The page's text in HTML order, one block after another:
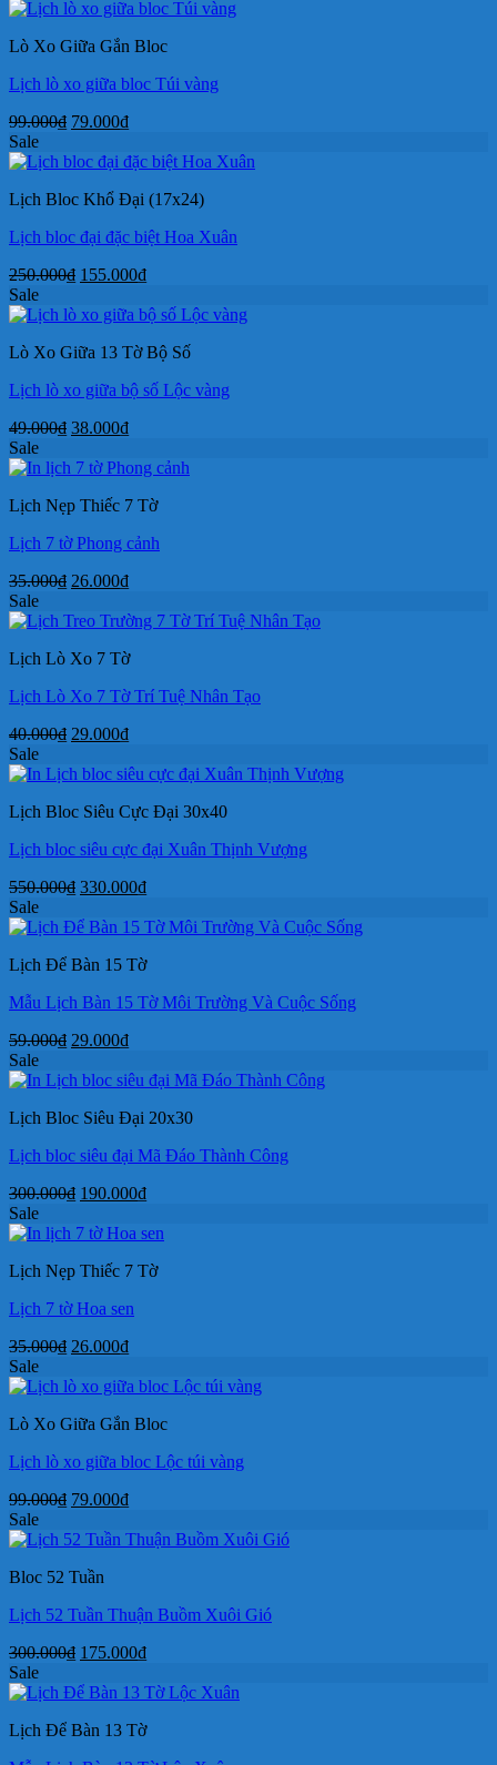
Lò Xo Giữa Gắn Bloc
Lịch lò xo giữa bloc Túi vàng
99.000₫ Giá
là:
79.000₫Giá
tại
79.000₫.
Sale
Lịch Bloc Khổ Đại (17x24)
Lịch bloc đại đặc biệt Hoa Xuân
250.000₫ Giá
là:
155.000₫Giá
tại
155.000₫.
Sale
Lò Xo Giữa 13 Tờ Bộ Số
Lịch lò xo giữa bộ số Lộc vàng
49.000₫ Giá
là:
38.000₫Giá
tại
38.000₫.
Sale
Lịch Nẹp Thiếc 7 Tờ
Lịch 7 tờ Phong cảnh
35.000₫ Giá
là:
26.000₫Giá
tại
26.000₫.
Sale
Lịch Lò Xo 7 Tờ
Lịch Lò Xo 7 Tờ Trí Tuệ Nhân Tạo
40.000₫ Giá
là:
29.000₫Giá
tại
29.000₫.
Sale
Lịch Bloc Siêu Cực Đại 30x40
Lịch bloc siêu cực đại Xuân Thịnh Vượng
550.000₫ Giá
là:
330.000₫Giá
tại
330.000₫.
Sale
Lịch Để Bàn 15 Tờ
Mẫu Lịch Bàn 15 Tờ Môi Trường Và Cuộc Sống
59.000₫ Giá
là:
29.000₫Giá
tại
29.000₫.
Sale
Lịch Bloc Siêu Đại 20x30
Lịch bloc siêu đại Mã Đáo Thành Công
300.000₫ Giá
là:
190.000₫Giá
tại
190.000₫.
Sale
Lịch Nẹp Thiếc 7 Tờ
Lịch 7 tờ Hoa sen
35.000₫ Giá
là:
26.000₫Giá
tại
26.000₫.
Sale
Lò Xo Giữa Gắn Bloc
Lịch lò xo giữa bloc Lộc túi vàng
99.000₫ Giá
là:
79.000₫Giá
tại
Sale
Bloc 52 Tuần
Lịch 52 Tuần Thuận Buồm Xuôi Gió
300.000₫ Giá
là:
175.000₫Giá
tại
175.000₫.
Sale
Lịch Để Bàn 13 Tờ